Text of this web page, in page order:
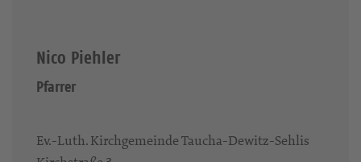
Nico Piehler
Pfarrer
Ev.-Luth. Kirchgemeinde Taucha-Dewitz-Sehlis